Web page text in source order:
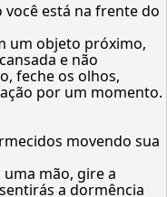
você está na frente do
um objeto próximo,
e não
feche os olhos,
por um momento.
movendo sua
mão, gire a
a dormência